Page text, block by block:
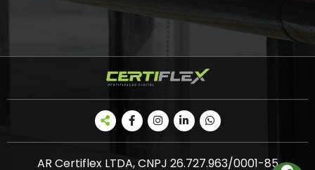
AR Certiflex LTDA, CNPJ 26.727.963/0001-85